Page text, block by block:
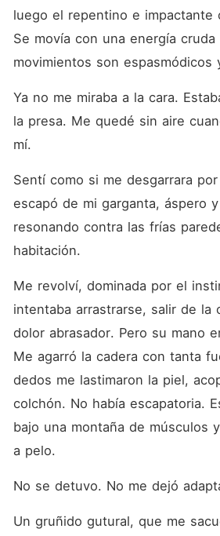
luego el repentino e impactante
Se movía con una energía
movimientos son espasmódicos
Ya no me miraba a la cara.
la presa. Me quedé sin aire
mí.
Sentí como si me desgarrara
escapó de mi garganta, áspero
resonando contra las frías
habitación.
Me revolví, dominada por el
intentaba arrastrarse, salir de la
dolor abrasador. Pero su mano
Me agarró la cadera con tanta
dedos me lastimaron la piel,
colchón. No había escapatoria.
bajo una montaña de músculos
a pelo.
No se detuvo. No me dejó
Un gruñido gutural, que me